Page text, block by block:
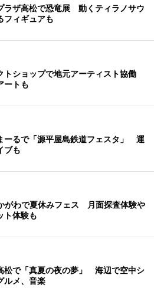
ラザ高松で恐竜展 動くティラノサウ
フィギュアも
トショップで地元アーティスト協働
トも
ーるで「源平屋島鉄道フェスタ」 運
ブも
がわで夏休みフェス 月面探査体験や
ト体験も
松で「真夏の夜の夢」 海辺で空中シ
ルメ、音楽